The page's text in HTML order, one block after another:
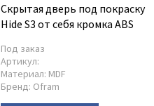
Скрытая дверь под покраску
Hide S3 от себя кромка ABS
Под заказ
Артикул:
Материал: MDF
Бренд: Ofram